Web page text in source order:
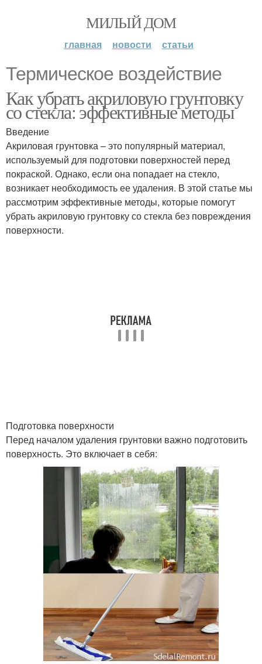
МИЛЫЙ ДОМ
главная новости статьи
Термическое воздействие
Как убрать акриловую грунтовку
со стекла: эффективные методы
Введение
Акриловая грунтовка – это популярный материал,
используемый для подготовки поверхностей перед
покраской. Однако, если она попадает на стекло,
возникает необходимость ее удаления. В этой статье мы
рассмотрим эффективные методы, которые помогут
убрать акриловую грунтовку со стекла без повреждения
поверхности.
Подготовка поверхности
Перед началом удаления грунтовки важно подготовить
поверхность. Это включает в себя: